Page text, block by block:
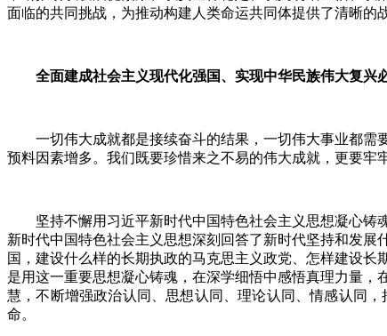
面临的共同挑战，为推动构建人类命运共同体提供了清晰的
全面建成社会主义现代化强国、实现中华民族伟大复兴
一切伟大成就都是接续奋斗的结果，一切伟大事业都需
预料因素增多。我们既要珍惜来之不易的伟大成就，更要牢
坚持不懈用习近平新时代中国特色社会主义思想凝心铸
新时代中国特色社会主义思想深刻回答了新时代坚持和发
国，建设什么样的长期执政的马克思主义政党、怎样建设
是用这一重要思想凝心铸魂，在深学细悟中感悟真理力量
慧，不断增强政治认同、思想认同、理论认同、情感认同
命。